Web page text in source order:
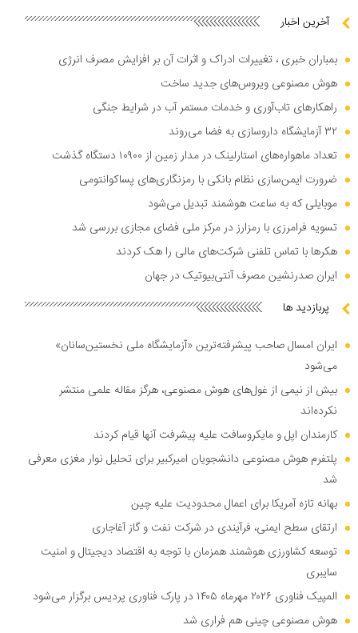
آخرین اخبار
بمباران خبری ، تغییرات ادراک و اثرات آن بر افزایش مصرف انرژی
هوش مصنوعی ویروس‌های جدید ساخت
راهکار‌های تاب‌آوری و خدمات مستمر آب در شرایط جنگی
۳۲ آزمایشگاه داروسازی به فضا می‌روند
تعداد ماهواره‌های استارلینک در مدار زمین از ۱۰۹۰۰ دستگاه گذشت
ضرورت ایمن‌سازی نظام بانکی با رمزنگاری‌های پساکوانتومی
موبایلی که به ساعت هوشمند تبدیل می‌شود
تسویه فرامرزی با رمزارز در مرکز ملی فضای مجازی بررسی شد
هکر‌ها با تماس تلفنی شرکت‌های مالی را هک کردند
ایران صدرنشین مصرف آنتی‌بیوتیک در جهان
پربازدید ها
ایران امسال صاحب پیشرفته‌ترین «آزمایشگاه ملی نخستین‌سانان»
می‌شود
بیش از نیمی از غول‌های هوش مصنوعی، هرگز مقاله علمی منتشر
نکرده‌اند
کارمندان اپل و مایکروسافت علیه پیشرفت آنها قیام کردند
پلتفرم هوش مصنوعی دانشجویان امیرکبیر برای تحلیل نوار مغزی معرفی
شد
بهانه تازه آمریکا برای اعمال محدودیت علیه چین
ارتقای سطح ایمنی، فرآیندی در شرکت نفت و گاز آغاجاری
توسعه کشاورزی هوشمند همزمان با توجه به اقتصاد دیجیتال و امنیت
سایبری
المپیک فناوری ۲۰۲۶ مهرماه ۱۴۰۵ در پارک فناوری پردیس برگزار می‌شود
هوش مصنوعی چینی هم فراری شد